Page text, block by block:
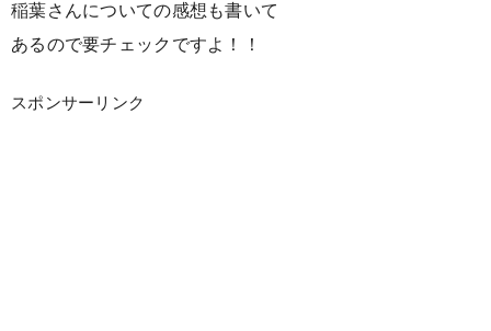
稲葉さんについての感想も書いて
あるので要チェックですよ！！
スポンサーリンク